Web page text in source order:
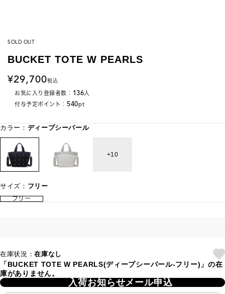
SOLD OUT
BUCKET TOTE W PEARLS
29,700税込
お気に入り登録者数： 136人
付与予定ポイント： 540pt
カラー： ディープシーパール
10
サイズ： フリー
フリー
在庫状況：在庫なし
「BUCKET TOTE W PEARLS(ディープシーパール-フリー)」の在
庫がありません。
入荷お知らせメール申込